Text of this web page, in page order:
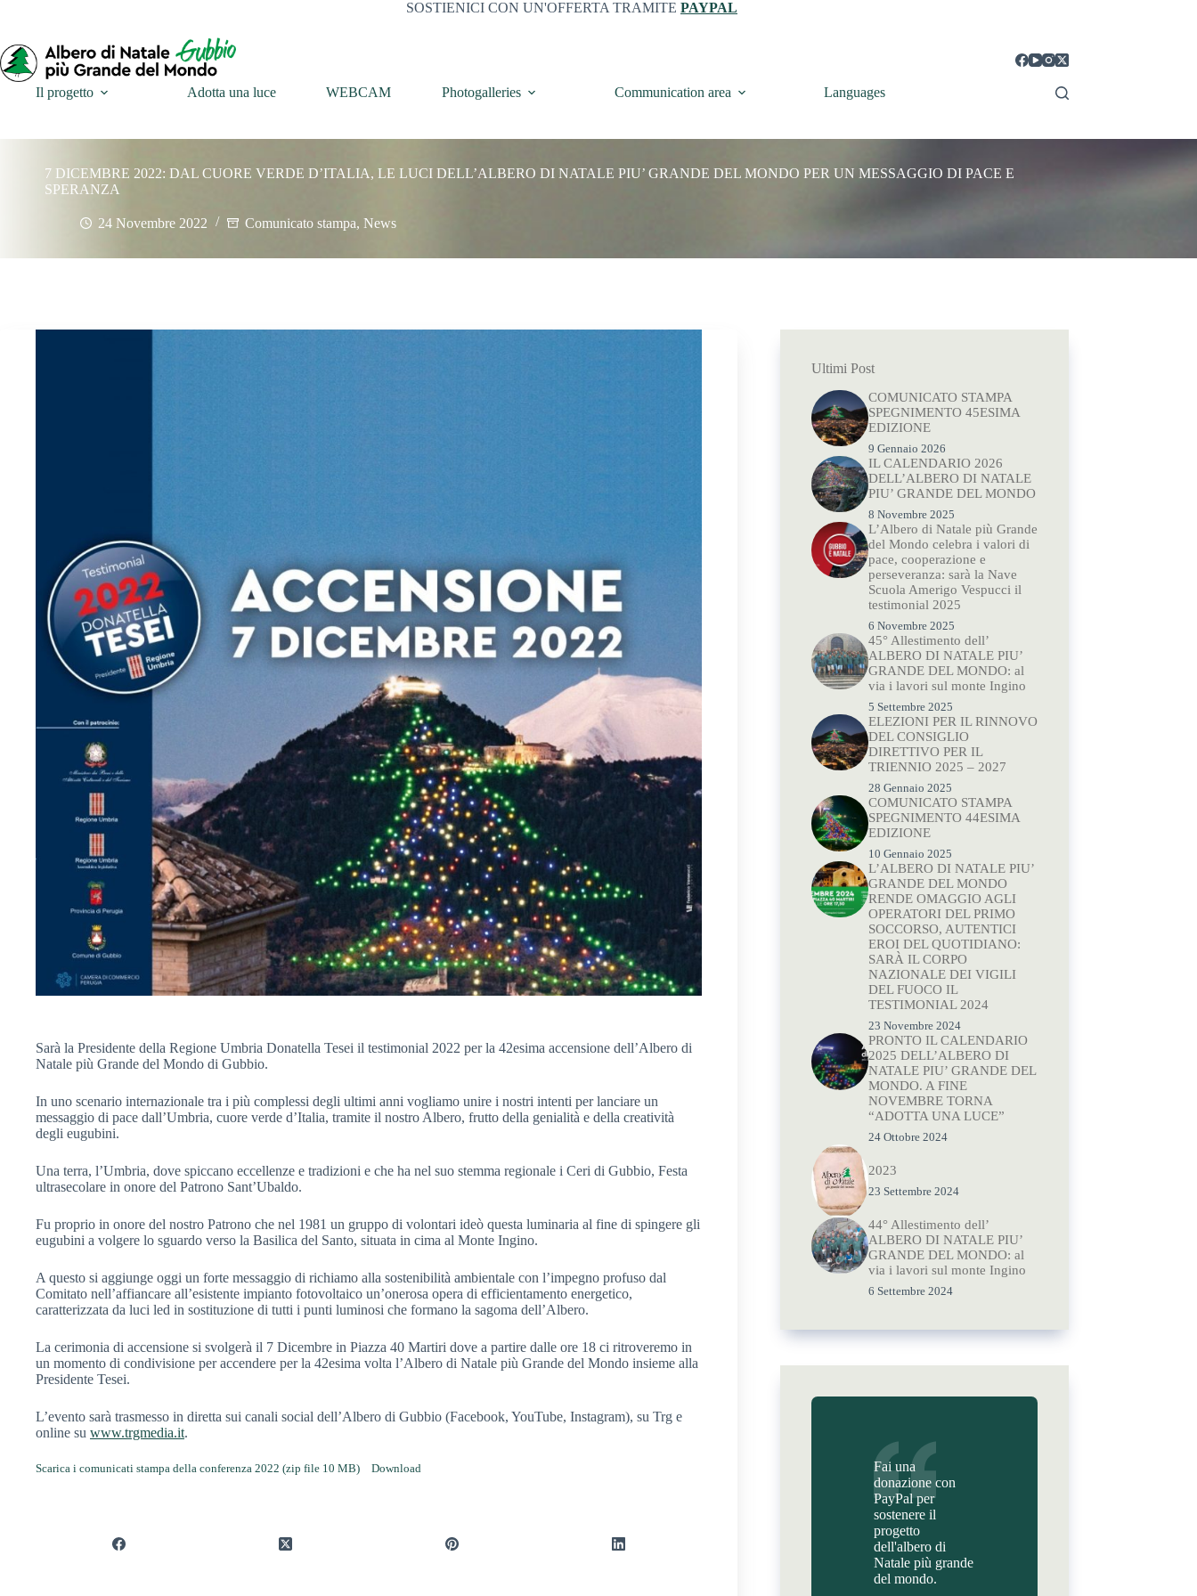
SOSTIENICI CON UN'OFFERTA TRAMITE PAYPAL
Il progetto Adotta una luce WEBCAM Photogalleries Communication area Languages
7 DICEMBRE 2022: DAL CUORE VERDE D’ITALIA, LE LUCI DELL’ALBERO DI NATALE PIU’ GRANDE DEL MONDO PER UN MESSAGGIO DI PACE E
SPERANZA
24 Novembre 2022 Comunicato stampa, News
Sarà la Presidente della Regione Umbria Donatella Tesei il testimonial 2022 per la 42esima accensione dell’Albero di
Natale più Grande del Mondo di Gubbio.
In uno scenario internazionale tra i più complessi degli ultimi anni vogliamo unire i nostri intenti per lanciare un
messaggio di pace dall’Umbria, cuore verde d’Italia, tramite il nostro Albero, frutto della genialità e della creatività
degli eugubini.
Una terra, l’Umbria, dove spiccano eccellenze e tradizioni e che ha nel suo stemma regionale i Ceri di Gubbio, Festa
ultrasecolare in onore del Patrono Sant’Ubaldo.
Fu proprio in onore del nostro Patrono che nel 1981 un gruppo di volontari ideò questa luminaria al fine di spingere gli
eugubini a volgere lo sguardo verso la Basilica del Santo, situata in cima al Monte Ingino.
A questo si aggiunge oggi un forte messaggio di richiamo alla sostenibilità ambientale con l’impegno profuso dal
Comitato nell’affiancare all’esistente impianto fotovoltaico un’onerosa opera di efficientamento energetico,
caratterizzata da luci led in sostituzione di tutti i punti luminosi che formano la sagoma dell’Albero.
La cerimonia di accensione si svolgerà il 7 Dicembre in Piazza 40 Martiri dove a partire dalle ore 18 ci ritroveremo in
un momento di condivisione per accendere per la 42esima volta l’Albero di Natale più Grande del Mondo insieme alla
Presidente Tesei.
L’evento sarà trasmesso in diretta sui canali social dell’Albero di Gubbio (Facebook, YouTube, Instagram), su Trg e
online su www.trgmedia.it.
Scarica i comunicati stampa della conferenza 2022 (zip file 10 MB) Download
Ultimi Post
COMUNICATO STAMPA
SPEGNIMENTO 45ESIMA
EDIZIONE
9 Gennaio 2026
IL CALENDARIO 2026
DELL’ALBERO DI NATALE
PIU’ GRANDE DEL MONDO
8 Novembre 2025
L’Albero di Natale più Grande
del Mondo celebra i valori di
pace, cooperazione e
perseveranza: sarà la Nave
Scuola Amerigo Vespucci il
testimonial 2025
6 Novembre 2025
45° Allestimento dell’
ALBERO DI NATALE PIU’
GRANDE DEL MONDO: al
via i lavori sul monte Ingino
5 Settembre 2025
ELEZIONI PER IL RINNOVO
DEL CONSIGLIO
DIRETTIVO PER IL
TRIENNIO 2025 – 2027
28 Gennaio 2025
COMUNICATO STAMPA
SPEGNIMENTO 44ESIMA
EDIZIONE
10 Gennaio 2025
L’ALBERO DI NATALE PIU’
GRANDE DEL MONDO
RENDE OMAGGIO AGLI
OPERATORI DEL PRIMO
SOCCORSO, AUTENTICI
EROI DEL QUOTIDIANO:
SARÀ IL CORPO
NAZIONALE DEI VIGILI
DEL FUOCO IL
TESTIMONIAL 2024
23 Novembre 2024
PRONTO IL CALENDARIO
2025 DELL’ALBERO DI
NATALE PIU’ GRANDE DEL
MONDO. A FINE
NOVEMBRE TORNA
“ADOTTA UNA LUCE”
24 Ottobre 2024
2023
23 Settembre 2024
44° Allestimento dell’
ALBERO DI NATALE PIU’
GRANDE DEL MONDO: al
via i lavori sul monte Ingino
6 Settembre 2024
Fai una
donazione con
PayPal per
sostenere il
progetto
dell'albero di
Natale più grande
del mondo.